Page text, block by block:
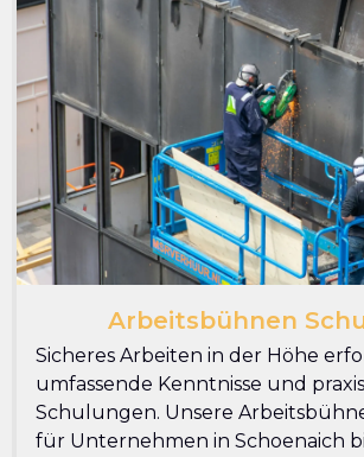
Arbeitsbühnen
Sicheres Arbeiten in der Höhe
umfassende Kenntnisse und
Schulungen. Unsere
für Unternehmen in Schoenaich